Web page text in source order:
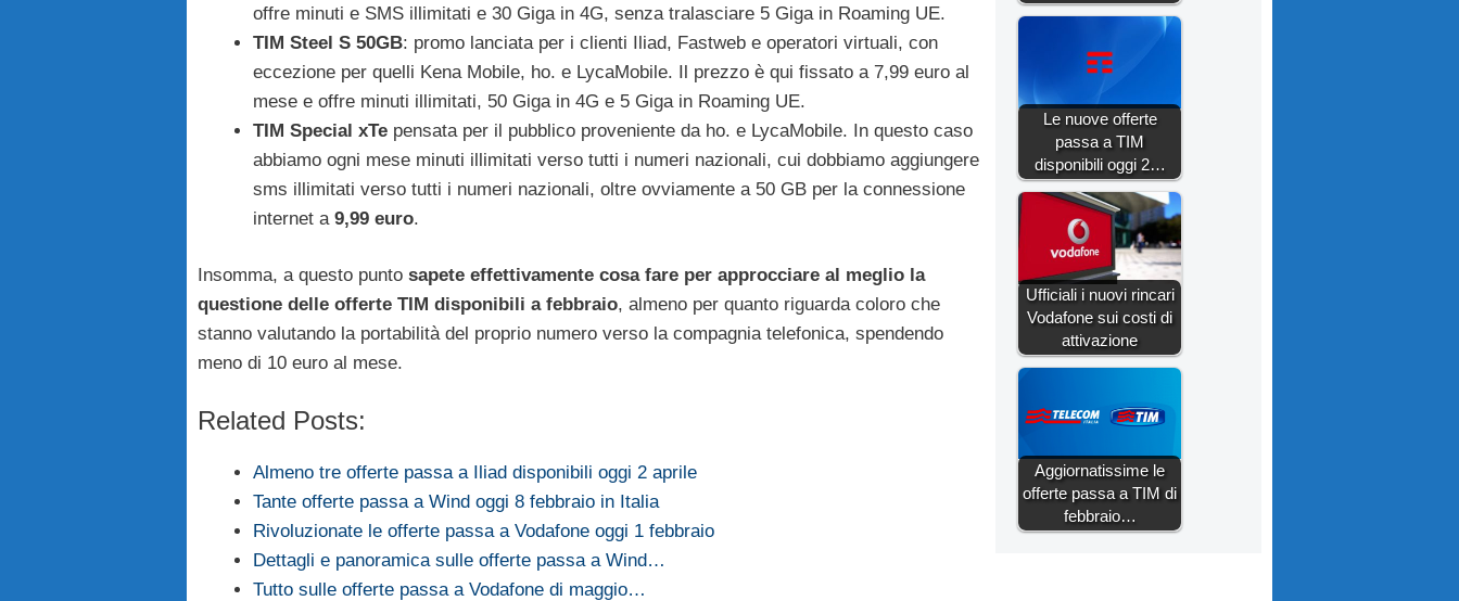
offre minuti e SMS illimitati e 30 Giga in 4G, senza tralasciare 5 Giga in Roaming UE.
TIM Steel S 50GB: promo lanciata per i clienti Iliad, Fastweb e operatori virtuali, con
eccezione per quelli Kena Mobile, ho. e LycaMobile. Il prezzo è qui fissato a 7,99 euro al
mese e offre minuti illimitati, 50 Giga in 4G e 5 Giga in Roaming UE.
TIM Special xTe pensata per il pubblico proveniente da ho. e LycaMobile. In questo caso
abbiamo ogni mese minuti illimitati verso tutti i numeri nazionali, cui dobbiamo aggiungere
sms illimitati verso tutti i numeri nazionali, oltre ovviamente a 50 GB per la connessione
internet a 9,99 euro.
Insomma, a questo punto sapete effettivamente cosa fare per approcciare al meglio la
questione delle offerte TIM disponibili a febbraio, almeno per quanto riguarda coloro che
stanno valutando la portabilità del proprio numero verso la compagnia telefonica, spendendo
meno di 10 euro al mese.
Related Posts:
Almeno tre offerte passa a Iliad disponibili oggi 2 aprile
Tante offerte passa a Wind oggi 8 febbraio in Italia
Rivoluzionate le offerte passa a Vodafone oggi 1 febbraio
Dettagli e panoramica sulle offerte passa a Wind…
Tutto sulle offerte passa a Vodafone di maggio…
Le nuove offerte
passa a TIM
disponibili oggi 2…
Ufficiali i nuovi rincari
Vodafone sui costi di
attivazione
Aggiornatissime le
offerte passa a TIM di
febbraio…